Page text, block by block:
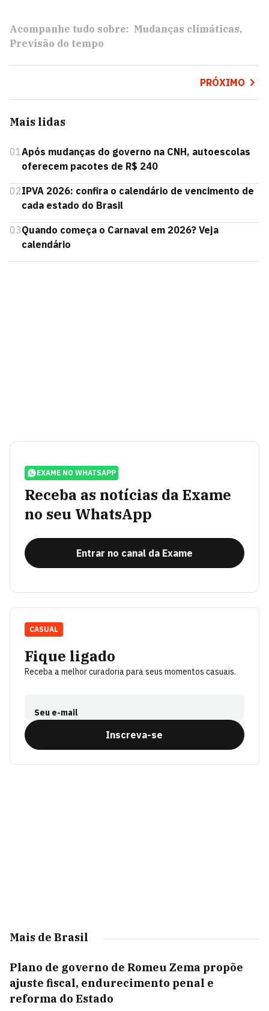
Acompanhe tudo sobre: Mudanças climáticas
Previsão do tempo
PRÓXIMO
Mais lidas
01Após mudanças do governo na CNH, autoescolas
oferecem pacotes de R$ 240
02IPVA 2026: confira o calendário de vencimento de
cada estado do Brasil
03Quando começa o Carnaval em 2026? Veja
calendário
EXAME NO WHATSAPP
Receba as notícias da Exame
no seu WhatsApp
Entrar no canal da Exame
Fique ligado
Receba a melhor curadoria para seus momentos casuais.
Seu e-mail
Inscreva-se
CASUAL
Mais de Brasil
Plano de governo de Romeu Zema propõe
ajuste fiscal, endurecimento penal e
reforma do Estado